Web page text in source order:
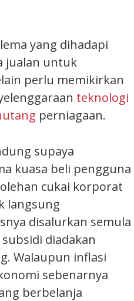
yang dihadapi
jualan untuk
perlu memikirkan
teknologi
perniagaan.
supaya
kuasa beli pengguna
cukai korporat
langsung
disalurkan semula
diadakan
Walaupun inflasi
sebenarnya
berbelanja